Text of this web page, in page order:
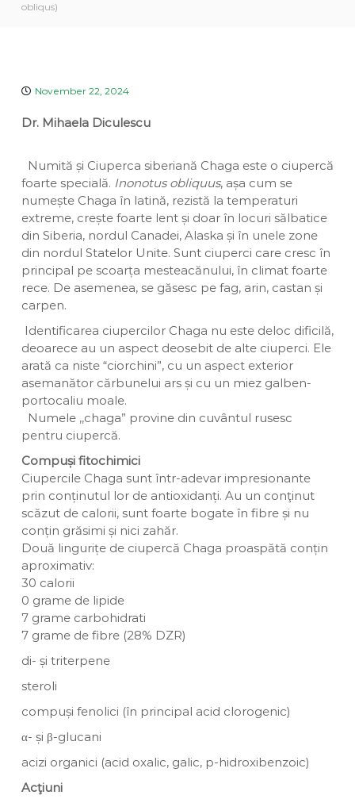
obliqus)
November 22, 2024
Dr. Mihaela Diculescu
Numită și Ciuperca siberiană Chaga este o ciupercă
foarte specială. Inonotus obliquus, așa cum se
numește Chaga în latină, rezistă la temperaturi
extreme, crește foarte lent și doar în locuri sălbatice
din Siberia, nordul Canadei, Alaska și în unele zone
din nordul Statelor Unite. Sunt ciuperci care cresc în
principal pe scoarța mesteacănului, în climat foarte
rece. De asemenea, se găsesc pe fag, arin, castan și
carpen.
Identificarea ciupercilor Chaga nu este deloc dificilă,
deoarece au un aspect deosebit de alte ciuperci. Ele
arată ca niste “ciorchini”, cu un aspect exterior
asemanător cărbunelui ars și cu un miez galben-
portocaliu moale.
Numele ,,chaga” provine din cuvântul rusesc
pentru ciupercă.
Compuși fitochimici
Ciupercile Chaga sunt într-adevar impresionante
prin conținutul lor de antioxidanți. Au un conţinut
scăzut de calorii, sunt foarte bogate în fibre și nu
conțin grăsimi și nici zahăr.
Două lingurițe de ciupercă Chaga proaspătă conțin
aproximativ:
30 calorii
0 grame de lipide
7 grame carbohidrati
7 grame de fibre (28% DZR)
di- și triterpene
steroli
compuși fenolici (în principal acid clorogenic)
α- și β-glucani
acizi organici (acid oxalic, galic, p-hidroxibenzoic)
Acţiuni